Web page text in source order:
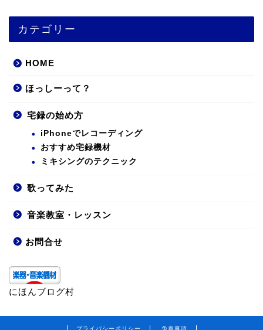
カテゴリー
HOME
ほっしーって？
宅録の始め方
iPhoneでレコーディング
おすすめ宅録機材
ミキシングのテクニック
歌ってみた
音楽教室・レッスン
お問合せ
にほんブログ村
プライバシーポリシー 免責事項